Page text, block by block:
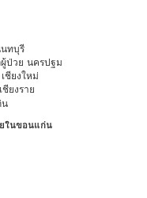
ทบุรี
ป่วย นครปฐม
ชียงใหม่
ยงราย
ในขอนแก่น